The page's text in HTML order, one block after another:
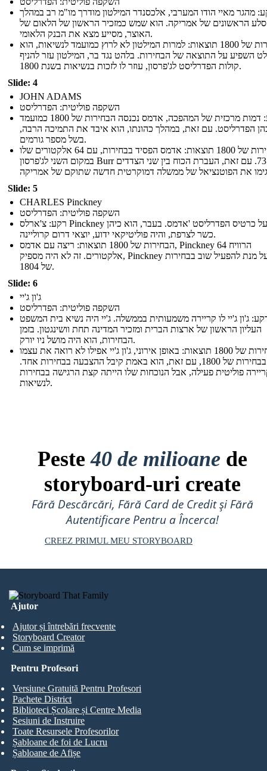
מהגר מאיי הודו המערבי, אלכסנדר המילטון מודרך מו"מ רב במהלך
הראשונים של אמריקה. הוא שמש כמזכיר הראשון של הלאום של
האוצר, מסייע מצא את הבנק הלאומי.
בחירות של 1800 תוצאות: למרות המילטון לא לרוץ כמועמד לנשיאות, הוא
השפיע על התוצאה של הבחירות. בלהט נגד בר, המילטון עזר להניף
קולות הפדרליסט לג'פרסון, עוזר לו לזכות בנשיאות בשנת 1800.
Slide: 4
JOHN ADAMS
השקפה פוליטית: הפדרליסט
רקע: דמות מרכזית של המהפכה, אדמס נכנסה הבחירות של 1800 כמועמד
הפדרליסט. עם זאת, במהלך כהונתו, הוא איבד את התמיכה הרבה,
בשל מספר גורמים.
הבחירות של 1800 תוצאות: אדמס הפסיד בבחירות, עם 64 אלקטורים שלו
במקום השני לג'פרסון Burr של 73. עם זאת, העברת הכוח בין שני הצדדים
Slide: 5
CHARLES Pinckney
השקפה פוליטית: הפדרליסט
רקע: צ'ארלס Pinckney רץ על כרטיס הפדרליסט 'אדמס. בעבר, הוא כיהן
כשר לצרפת, והיה פוליטיקאי ידוע, יוצאי דרום קרוליינה.
הבחירות של 1800 תוצאות: ריצה עם אדמס, Pinckney הרוויח 64
אלקטורים. זה לא היה מספיק, Pinckney ילך על מנת להפעיל שוב בבחירות
של 1804.
Slide: 6
ג'ון ג'יי
השקפה פוליטית: הפדרליסט
ג'ון ג'יי לו קריירה משמעותית בממשלה. ג'יי היה נשיא בית המשפט
העליון הראשון של ארצות הברית ומזכיר המדינה תחת וושינגטון. בזמן
הבחירות, הוא היה מושל ניו יורק.
הבחירות של 1800 תוצאות: באופן אירוני, ג'ון ג'יי אפילו לא רואה את עצמו
מועמד בבחירות של 1800, עם זאת, הוא באמת קיבל ההצבעה בבחירות אחד.
קריירה פוליטית פעילה, אבל הנוכחות שלו הייתה קצת הרגישה בבחירות
לנשיאות.
Peste40 de milioane de
storyboard-uri create
Fără Descărcări, Fără Card de Credit și Fără
Autentificare Pentru a Încerca!
CREEZ PRIMUL MEU STORYBOARD
Ajutor
Ajutor și întrebări frecvente
Storyboard Creator
Cum se imprimă
Pentru Profesori
Versiune Gratuită Pentru Profesori
Pachete District
Biblioteci Școlare și Centre Media
Sesiuni de Instruire
Toate Resursele Profesorilor
Șabloane de foi de Lucru
Șabloane de Afișe